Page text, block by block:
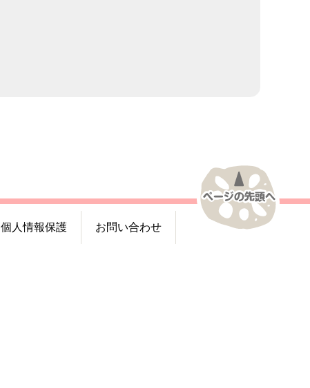
個人情報保護 お問い合わせ